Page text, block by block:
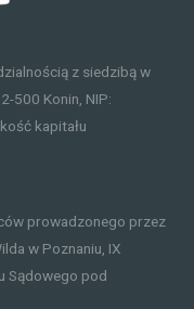
z siedzibą w
500 Konin, NIP:
kapitału
prowadzonego przez
w Poznaniu, IX
Sądowego pod